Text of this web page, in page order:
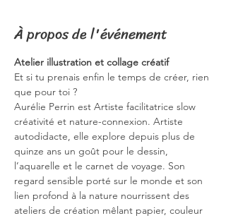
À propos de l'événement
Atelier illustration et collage créatif
Et si tu prenais enfin le temps de créer, rien
que pour toi ?
Aurélie Perrin est Artiste facilitatrice slow
créativité et nature-connexion. Artiste
autodidacte, elle explore depuis plus de
quinze ans un goût pour le dessin,
l’aquarelle et le carnet de voyage. Son
regard sensible porté sur le monde et son
lien profond à la nature nourrissent des
ateliers de création mêlant papier, couleur